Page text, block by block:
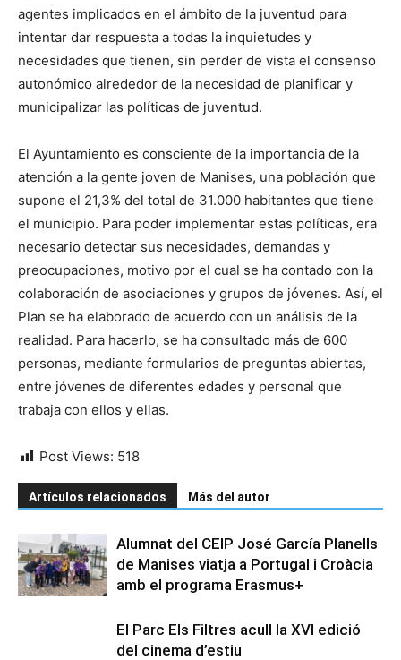
agentes implicados en el ámbito de la juventud para
intentar dar respuesta a todas la inquietudes y
necesidades que tienen, sin perder de vista el consenso
autonómico alrededor de la necesidad de planificar y
municipalizar las políticas de juventud.
El Ayuntamiento es consciente de la importancia de la
atención a la gente joven de Manises, una población que
supone el 21,3% del total de 31.000 habitantes que tiene
el municipio. Para poder implementar estas políticas, era
necesario detectar sus necesidades, demandas y
preocupaciones, motivo por el cual se ha contado con la
colaboración de asociaciones y grupos de jóvenes. Así, el
Plan se ha elaborado de acuerdo con un análisis de la
realidad. Para hacerlo, se ha consultado más de 600
personas, mediante formularios de preguntas abiertas,
entre jóvenes de diferentes edades y personal que
trabaja con ellos y ellas.
Post Views: 518
Artículos relacionados Más del autor
Alumnat del CEIP José García Planells
de Manises viatja a Portugal i Croàcia
amb el programa Erasmus+
El Parc Els Filtres acull la XVI edició
del cinema d’estiu